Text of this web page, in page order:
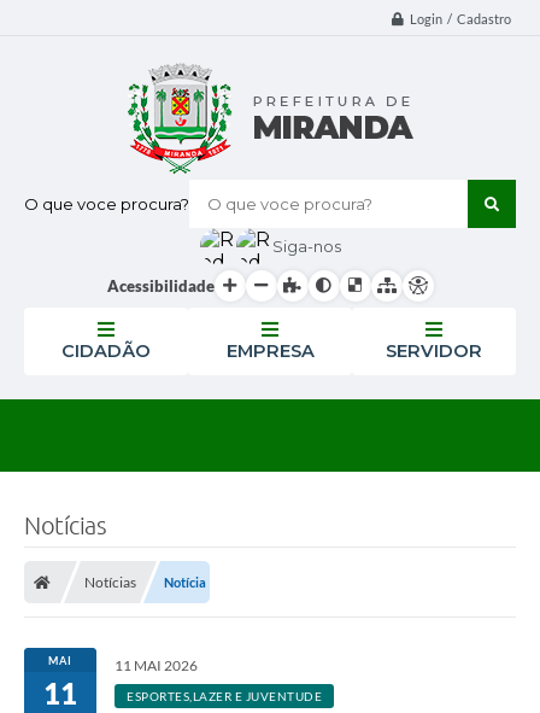
Login / Cadastro
O que voce procura?
Siga-nos
Acessibilidade
CIDADÃO EMPRESA SERVIDOR
Notícias
Notícias Notícia
MAI
11
11 MAI 2026
ESPORTES,LAZER E JUVENTUDE